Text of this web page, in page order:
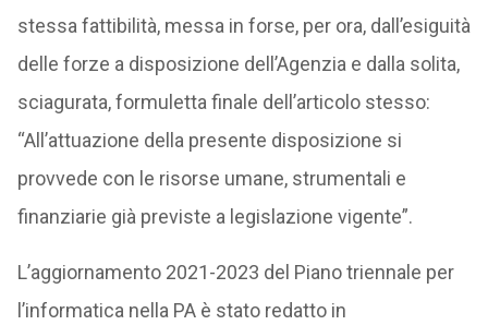
stessa fattibilità, messa in forse, per ora, dall’esiguità
delle forze a disposizione dell’Agenzia e dalla solita,
sciagurata, formuletta finale dell’articolo stesso:
“All’attuazione della presente disposizione si
provvede con le risorse umane, strumentali e
finanziarie già previste a legislazione vigente”.
L’aggiornamento 2021-2023 del Piano triennale per
l’informatica nella PA è stato redatto in